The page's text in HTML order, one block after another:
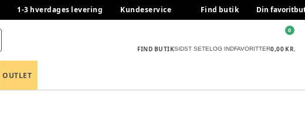
1-3 hverdages levering Kundeservice Find butik Din
FIND BUTIKSIDST SETELOG INDFAVORITTER0,00 KR.
0
OUTLET